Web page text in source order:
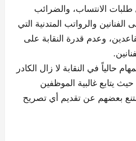
طلبات الانتساب، والضرائب
الفنانين والرواتب المتدنية التي
وعدم قدرة النقابة على
حالياً في النقابة لا زال الكادر
يتابع غالبية الموظفين
بعضهم عن تقديم أي تصريح